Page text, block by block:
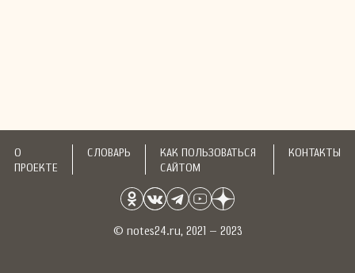
О
ПРОЕКТЕ
СЛОВАРЬ
КАК ПОЛЬЗОВАТЬСЯ
САЙТОМ
КОНТАКТЫ
© notes24.ru, 2021 – 2023